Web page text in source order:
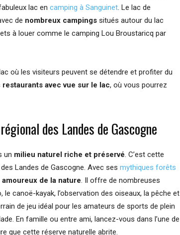
lac en camping à Sanguinet. Le lac de
de nombreux campings situés autour du lac
à louer comme le camping Lou Broustaricq par
où les visiteurs peuvent se détendre et profiter du
restaurants avec vue sur le lac, où vous pourrez
des Landes de Gascogne
un milieu naturel riche et préservé. C’est cette
Landes de Gascogne. Avec ses mythiques forêts
amoureux de la nature. Il offre de nombreuses
canoë-kayak, l’observation des oiseaux, la pêche et
de jeu idéal pour les amateurs de sports de plein
En famille ou entre ami, lancez-vous dans l’une de
que cette réserve naturelle abrite.